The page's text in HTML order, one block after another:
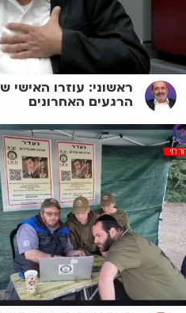
ראשוני: עוזרו האישי
הרגעים האחרונים